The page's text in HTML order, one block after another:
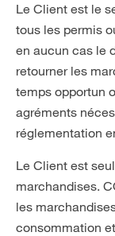
Le Client est le
tous les permis
en aucun cas le
retourner les
temps opportun
agréments
réglementation
Le Client est
marchandises.
les
consommation